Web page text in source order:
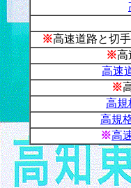
※高速道路と切
※高
高速
※
高規
高規
※高